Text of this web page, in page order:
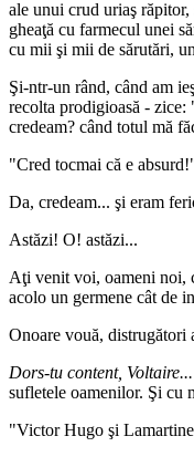
ale unui crud uriaş
gheaţă cu farmecul unei
cu mii şi mii de sărutări,
Şi-ntr-un rând, când am
recolta prodigioasă -
credeam? când totul mă
"Cred tocmai că e
Da, credeam... şi eram
Astăzi! O! astăzi...
Aţi venit voi, oameni noi,
acolo un germene cât de
Onoare vouă, distrugători
Dors-tu content,
sufletele oamenilor. Şi cu
"Victor Hugo şi